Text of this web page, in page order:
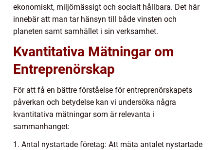
ekonomiskt, miljömässigt och socialt hållbara. Det här
innebär att man tar hänsyn till både vinsten och
planeten samt samhället i sin verksamhet.
Kvantitativa Mätningar om
Entreprenörskap
För att få en bättre förståelse för entreprenörskapets
påverkan och betydelse kan vi undersöka några
kvantitativa mätningar som är relevanta i
sammanhanget:
1. Antal nystartade företag: Att mäta antalet nystartade